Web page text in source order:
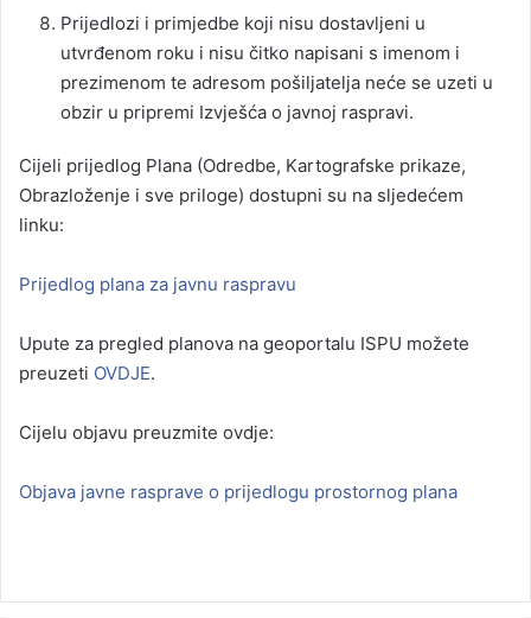
Prijedlozi i primjedbe koji nisu dostavljeni u
utvrđenom roku i nisu čitko napisani s imenom i
prezimenom te adresom pošiljatelja neće se uzeti u
obzir u pripremi Izvješća o javnoj raspravi.
Cijeli prijedlog Plana (Odredbe, Kartografske prikaze,
Obrazloženje i sve priloge) dostupni su na sljedećem
linku:
Prijedlog plana za javnu raspravu
Upute za pregled planova na geoportalu ISPU možete
preuzeti OVDJE.
Cijelu objavu preuzmite ovdje:
Objava javne rasprave o prijedlogu prostornog plana